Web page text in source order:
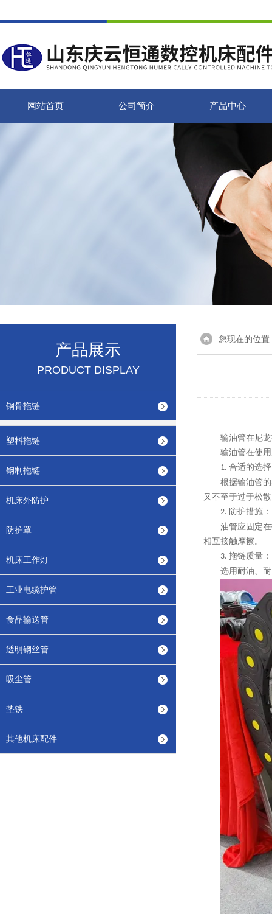
网站首页 公司简介 产品中心
产品展示
PRODUCT DISPLAY
钢骨拖链
塑料拖链
钢制拖链
机床外防护
防护罩
机床工作灯
工业电缆护管
食品输送管
透明钢丝管
吸尘管
垫铁
其他机床配件
您现在的位置
输油管在尼
输油管在使
1. 合适的选
根据输油管
又不至于过于松
2. 防护措施：
油管应固定
相互接触摩擦。
3. 拖链质量：
选用耐油、